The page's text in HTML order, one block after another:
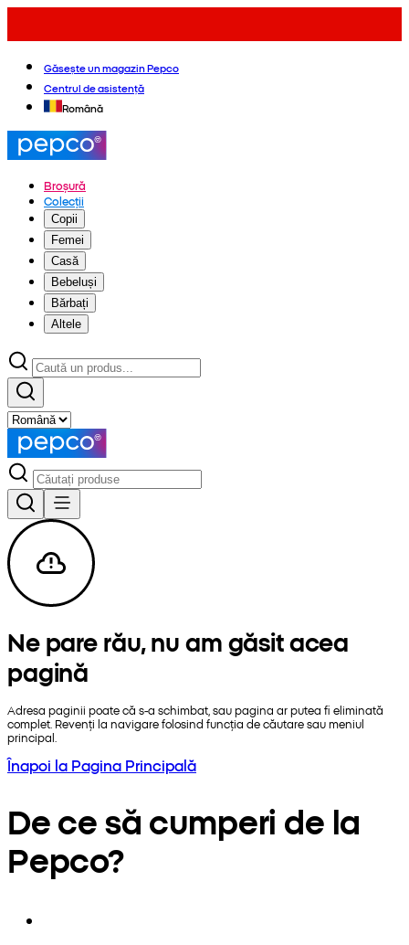
Găsește un magazin Pepco
Centrul de asistență
Română
Broșură
Colecții
Copii
Femei
Casă
Bebeluși
Bărbați
Altele
Ne pare rău, nu am găsit acea
pagină
Adresa paginii poate că s-a schimbat, sau pagina ar putea fi eliminată
complet. Revenți la navigare folosind funcția de căutare sau meniul
principal.
Înapoi la Pagina Principală
De ce să cumperi de la
Pepco?